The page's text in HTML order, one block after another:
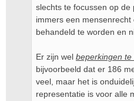
slechts te focussen op de
immers een
behandeld te worden en
Er zijn wel beperkingen
bijvoorbeeld dat er 186
veel, maar het is
representatie is voor alle